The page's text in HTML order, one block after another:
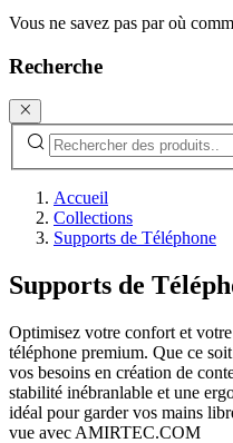
Vous ne savez pas par où
Recherche
Accueil
Collections
Supports de Téléphone
Supports de
Optimisez votre confort et
téléphone premium. Que ce
vos besoins en création de
stabilité inébranlable et une
idéal pour garder vos mains
vue avec AMIRTEC.COM